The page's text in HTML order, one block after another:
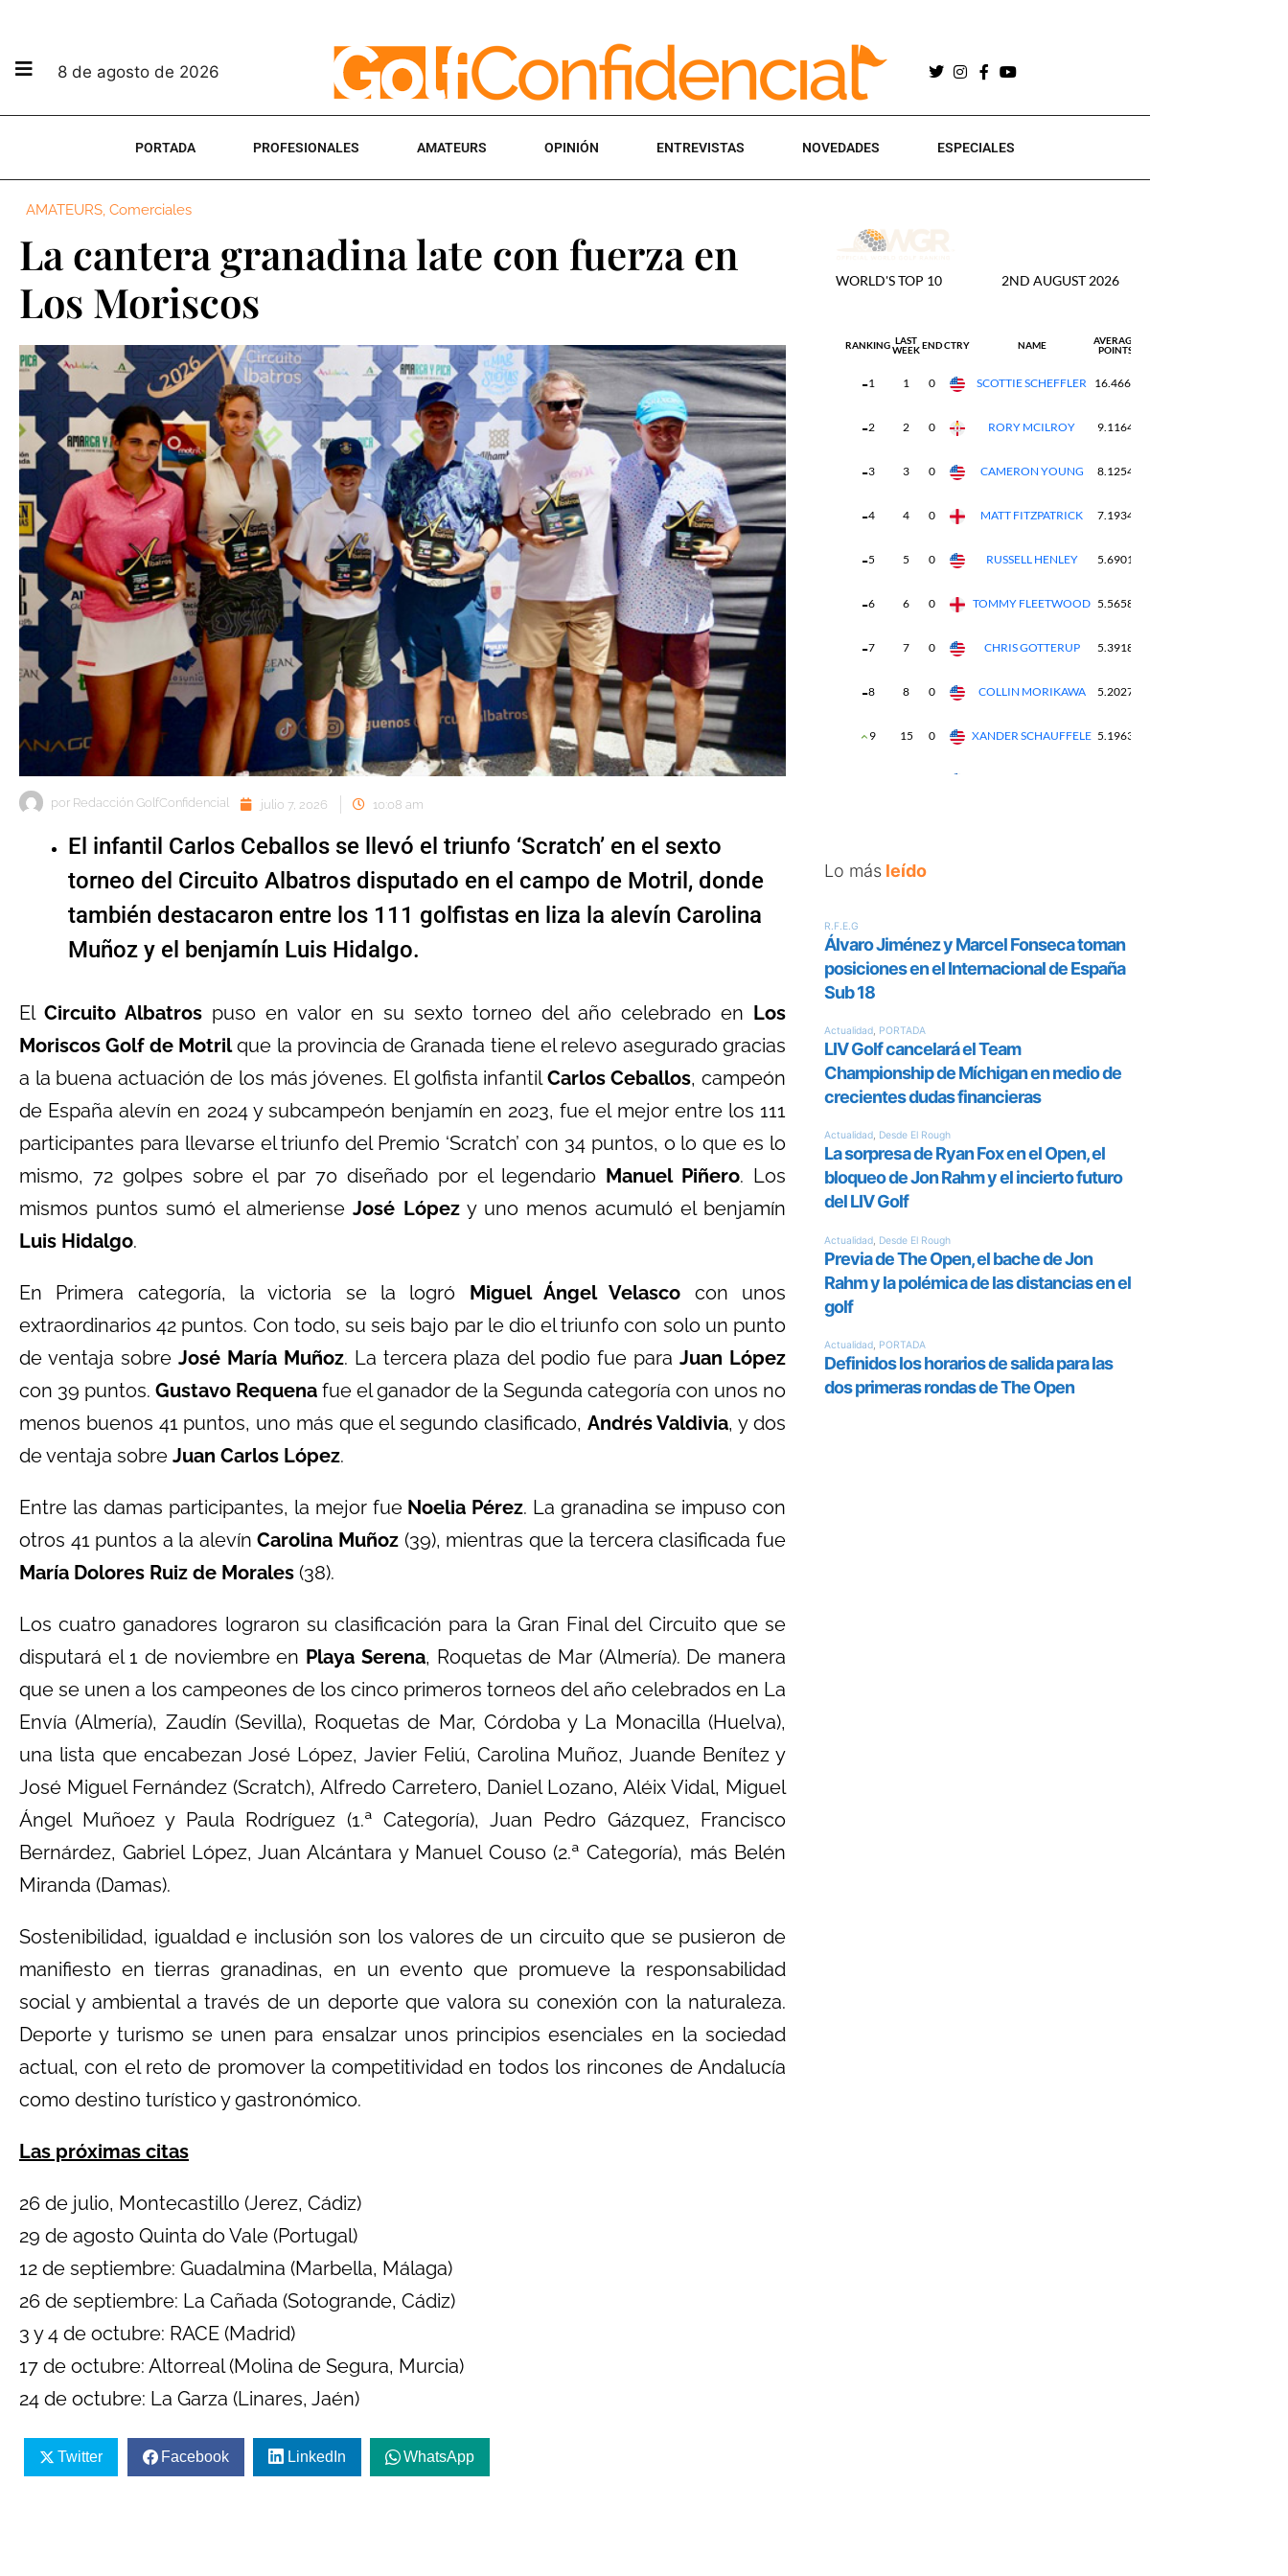
8 de agosto de 2026
PORTADA PROFESIONALES AMATEURS OPINIÓN ENTREVISTAS NOVEDADES ESPECIALES
AMATEURS, Comerciales
La cantera granadina late con fuerza en
Los Moriscos
por Redacción GolfConfidencial julio 7, 2026 10:08 am
El infantil Carlos Ceballos se llevó el triunfo ‘Scratch’ en el sexto
torneo del Circuito Albatros disputado en el campo de Motril, donde
también destacaron entre los 111 golfistas en liza la alevín Carolina
Muñoz y el benjamín Luis Hidalgo.
El Circuito Albatros puso en valor en su sexto torneo del año celebrado en Los
Moriscos Golf de Motrilque la provincia de Granada tiene el relevo asegurado gracias
a la buena actuación de los más jóvenes. El golfista infantilCarlos Ceballos, campeón
de España alevín en 2024 y subcampeón benjamín en 2023, fue el mejor entre los 111
participantes para llevarse el triunfo del Premio ‘Scratch’ con 34 puntos, o lo que es lo
mismo, 72 golpes sobre el par 70 diseñado por el legendario Manuel Piñero. Los
mismos puntos sumó el almerienseJosé Lópezy uno menos acumuló el benjamín
Luis Hidalgo.
En Primera categoría, la victoria se la logró Miguel Ángel Velasco con unos
extraordinarios 42 puntos. Con todo, su seis bajo par le dio el triunfo con solo un punto
de ventaja sobre José María Muñoz. La tercera plaza del podio fue paraJuan López
con 39 puntos. Gustavo Requena fue el ganador de la Segunda categoría con unos no
menos buenos 41 puntos, uno más que el segundo clasificado, Andrés Valdivia, y dos
de ventaja sobre Juan Carlos López.
Entre las damas participantes, la mejor fue Noelia Pérez. La granadina se impuso con
otros 41 puntos a la alevínCarolina Muñoz (39), mientras que la tercera clasificada fue
María Dolores Ruiz de Morales (38).
Los cuatro ganadores lograron su clasificación para la Gran Final del Circuito que se
disputará el 1 de noviembre en Playa Serena, Roquetas de Mar (Almería). De manera
que se unen a los campeones de los cinco primeros torneos del año celebrados en La
Envía (Almería), Zaudín (Sevilla), Roquetas de Mar, Córdoba y La Monacilla (Huelva),
una lista que encabezan José López, Javier Feliú, Carolina Muñoz, Juande Benítez y
José Miguel Fernández (Scratch), Alfredo Carretero, Daniel Lozano, Aléix Vidal, Miguel
Ángel Muñoez y Paula Rodríguez (1.ª Categoría), Juan Pedro Gázquez, Francisco
Bernárdez, Gabriel López, Juan Alcántara y Manuel Couso (2.ª Categoría), más Belén
Miranda (Damas).
Sostenibilidad, igualdad e inclusión son los valores de un circuito que se pusieron de
manifiesto en tierras granadinas, en un evento que promueve la responsabilidad
social y ambiental a través de un deporte que valora su conexión con la naturaleza.
Deporte y turismo se unen para ensalzar unos principios esenciales en la sociedad
actual, con el reto de promover la competitividad en todos los rincones de Andalucía
como destino turístico y gastronómico.
Las próximas citas
26 de julio, Montecastillo (Jerez, Cádiz)
29 de agosto Quinta do Vale (Portugal)
12 de septiembre: Guadalmina (Marbella, Málaga)
26 de septiembre: La Cañada (Sotogrande, Cádiz)
3 y 4 de octubre: RACE (Madrid)
17 de octubre: Altorreal (Molina de Segura, Murcia)
24 de octubre: La Garza (Linares, Jaén)
Twitter Facebook LinkedIn WhatsApp
Lo más leído